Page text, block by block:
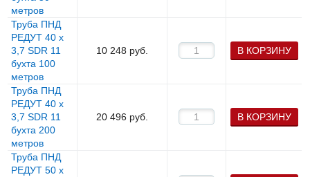
метров
Труба ПНД
РЕДУТ 40 х
3,7 SDR 11
бухта 100
метров
10 248 руб. В КОРЗИНУ
Труба ПНД
РЕДУТ 40 х
3,7 SDR 11
бухта 200
метров
20 496 руб. В КОРЗИНУ
Труба ПНД
РЕДУТ 50 х